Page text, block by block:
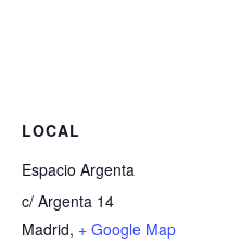
LOCAL
Espacio Argenta
c/ Argenta 14
Madrid, + Google Map